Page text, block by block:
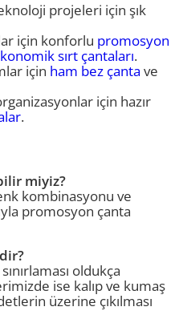
projeleri için şık
için konforlu promosyon
sırt çantaları.
için ham bez çanta ve
için hazır
.
miyiz?
kombinasyonu ve
promosyon çanta
oldukça
ise kalıp ve kumaş
üzerine çıkılması